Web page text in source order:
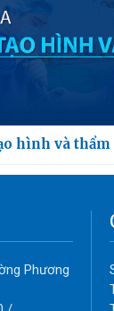
hình và thẩm
Phương